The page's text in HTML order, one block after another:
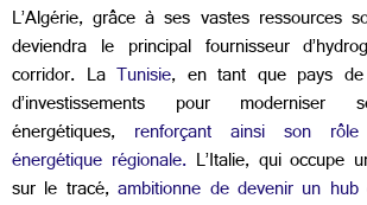
L’Algérie, grâce à ses vastes ressources
deviendra le principal fournisseur
corridor. LaTunisie, en tant que pays de
d’investissements pour moderniser
énergétiques, renforçant ainsi son rôle
énergétique régionale. L’Italie, qui occupe
sur le tracé,ambitionne de devenir un